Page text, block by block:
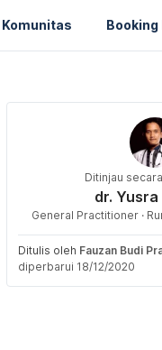
Komunitas
Ditinjau
dr.
General Practitioner ·
Ditulis oleh Fauzan Budi
diperbarui 18/12/2020